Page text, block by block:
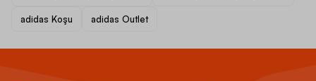
adidas Koşu adidas Outlet